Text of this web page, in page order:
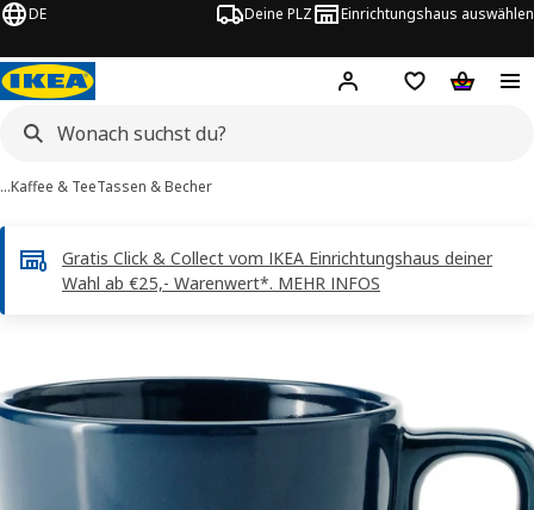
DE Deine PLZ Einrichtungshaus auswählen
Hej! Jetzt anmelden.
Einkaufsliste
…Kaffee & TeeTassen & Becher
Gratis Click & Collect vom IKEA Einrichtungshaus deiner
Wahl ab €25,- Warenwert*. MEHR INFOS